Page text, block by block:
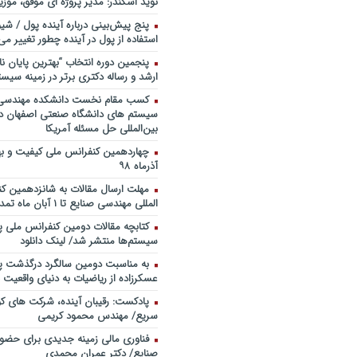
خندوانه
سخنرانی دکتر دیواندری در
بانکداری / کنفرانس ملی توسعه
بانکی
سخنرانی دکتر علیرضا فیض بخش با
پژوهی نظام بانکداری / ۹ بهمن ماه ۹۲
پنج پیش‌بینی درباره آینده پول /
استفاده از پول در آینده چطور تغییر
پنجمین دورۀ انتخاب “بهترین پایان
ارشد و رساله دکتری برتر در زمینه
کسب مقام نخست دانشکده
سیستم های دانشگاه صنعتی اصفهان
بین‌المللی حل مسئله آمریکا
آذرماه ۹۸
مهلت ارسال مقالات به شانزدهمین
المللی مهندسی صنایع تا ۱ آبان ماه تمدید شد.
کتابچه مقالات دومین کنفرانس ملی
سیستم‌ها منتشر شد/ لینک دانلود
به مناسبت دومین سالگرد درگذشت
عسکرزاده از ریاضیات به دنیای
پادکست: رقیبان آینده، شرکت های
سریع/ مهندس محمود کریمی
فناوری مالی زمینه جدیدی برای
صنایع/ دکتر عمران محمدی